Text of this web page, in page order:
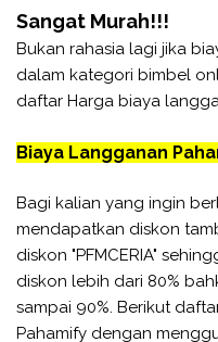
Sangat Murah!!!
Bukan rahasia lagi jika
dalam kategori bimbel
daftar Harga biaya
Biaya Langganan
Bagi kalian yang ingin
mendapatkan diskon
diskon "PFMCERIA"
diskon lebih dari 80%
sampai 90%. Berikut
Pahamify dengan